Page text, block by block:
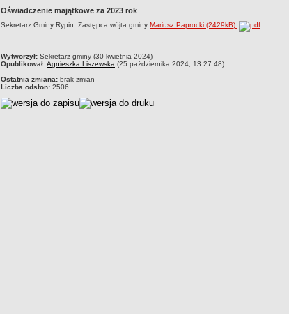
Oświadczenie majątkowe za 2023 rok
Sekretarz Gminy Rypin, Zastępca wójta gminy Mariusz Paprocki (2429kB)
metryczka
Wytworzył: Sekretarz gminy (30 kwietnia 2024)
Opublikował:Agnieszka Liszewska (25 października 2024, 13:27:48)
Ostatnia zmiana: brak zmian
Liczba odsłon: 2506